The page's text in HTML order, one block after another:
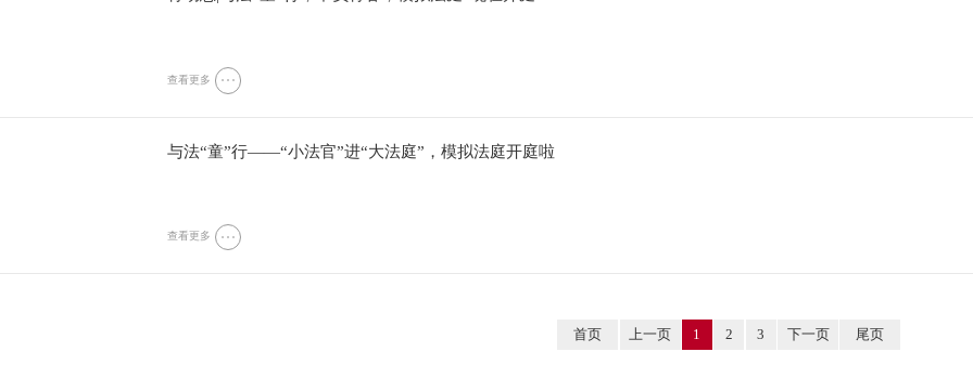
查看更多
与法“童”行——“小法官”进“大法庭”，模拟法庭开庭啦
查看更多
首页 上一页 1 2 3 下一页 尾页